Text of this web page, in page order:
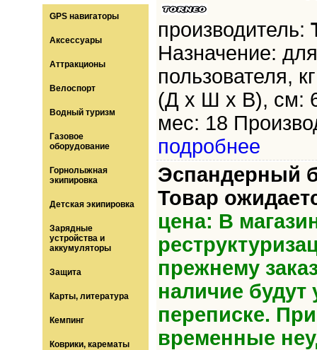
GPS навигаторы
Аксессуары
Аттракционы
Велоспорт
Водный туризм
Газовое
оборудование
Горнолыжная
экипировка
Детская экипировка
Зарядные
устройства и
аккумуляторы
Защита
Карты, литература
Кемпинг
Коврики, карематы
производитель:
Назначение:
пользователя,
(Д х Ш х В), см:
мес: 18
подробнее
Эспандерный
Товар
цена: В
прежнему
наличие будут
переписке.
временные